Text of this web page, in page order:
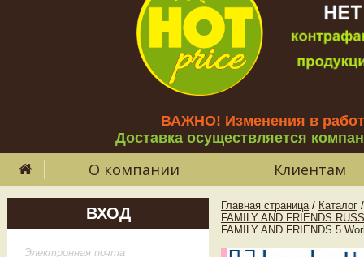
ВАЖНО! Изменения в
Доставка осуществляется
О компании Клиентам
ВХОД Главная страница / Каталог /
FAMILY AND FRIENDS
FAMILY AND FRIENDS 5